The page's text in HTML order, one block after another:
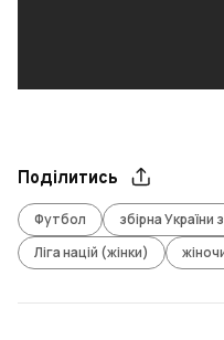
Поділитись
Футбол
збірна
Ліга націй (жінки)